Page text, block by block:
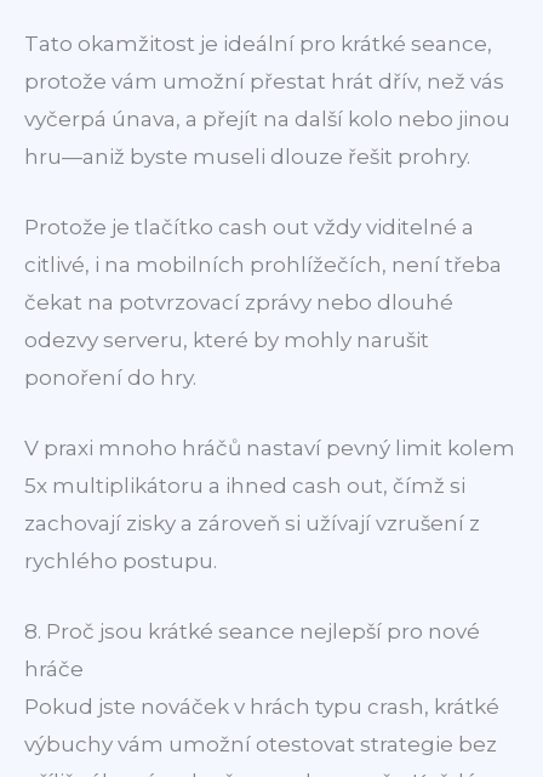
Tato okamžitost je ideální pro krátké seance,
protože vám umožní přestat hrát dřív, než vás
vyčerpá únava, a přejít na další kolo nebo jinou
hru—aniž byste museli dlouze řešit prohry.
Protože je tlačítko cash out vždy viditelné a
citlivé, i na mobilních prohlížečích, není třeba
čekat na potvrzovací zprávy nebo dlouhé
odezvy serveru, které by mohly narušit
ponoření do hry.
V praxi mnoho hráčů nastaví pevný limit kolem
5x multiplikátoru a ihned cash out, čímž si
zachovají zisky a zároveň si užívají vzrušení z
rychlého postupu.
8. Proč jsou krátké seance nejlepší pro nové
hráče
Pokud jste nováček v hrách typu crash, krátké
výbuchy vám umožní otestovat strategie bez